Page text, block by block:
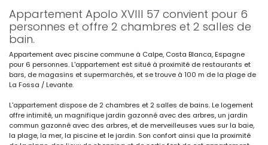
Appartement Apolo XVIII 57 convient pour 6
personnes et offre 2 chambres et 2 salles de
bain.
Appartement avec piscine commune à Calpe, Costa Blanca, Espagne
pour 6 personnes. L'appartement est situé à proximité de restaurants et
bars, de magasins et supermarchés, et se trouve à 100 m de la plage de
La Fossa / Levante.
L'appartement dispose de 2 chambres et 2 salles de bains. Le logement
offre intimité, un magnifique jardin gazonné avec des arbres, un jardin
commun gazonné avec des arbres, et de merveilleuses vues sur la baie,
la plage, la mer, la piscine et le jardin. Son confort ainsi que la proximité